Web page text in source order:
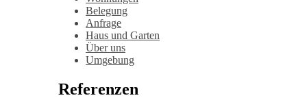
Belegung
Anfrage
Haus und Garten
Über uns
Umgebung
Referenzen